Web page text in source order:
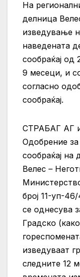
На
делница
изведување
наведената
сообраќај од
9 месеци, и
согласно
сообраќај.
СТРАБАГ АГ
Одобрение
сообраќај на
Велес –
број 11-уп-
се однесува
Градско
изведуваат
следните 12